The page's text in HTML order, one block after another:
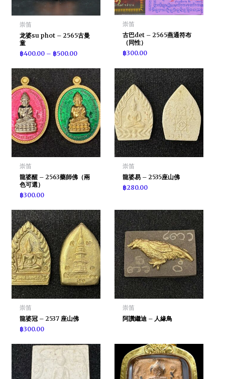
崇笛
龙婆su phot – 2565古曼
童
฿400.00 – ฿500.00
崇笛
古巴det – 2565燕通符布
（同性）
฿300.00
崇笛
龍婆醒 – 2563藥師佛（兩
色可選）
฿300.00
崇笛
龍婆易 – 2535座山佛
฿280.00
崇笛
龍婆冠 – 2537 座山佛
฿300.00
崇笛
阿讚繼迪 – 人緣鳥